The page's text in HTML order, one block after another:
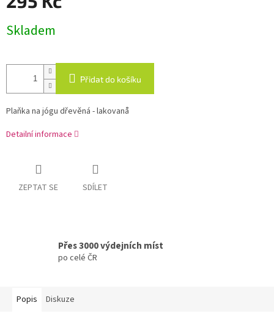
cena:
Skladem
Přidat do košíku
Plaňka na jógu dřevěná - lakovanå
Detailní informace
ZEPTAT SE SDÍLET
Přes 3000 výdejních míst
po celé ČR
Popis Diskuze